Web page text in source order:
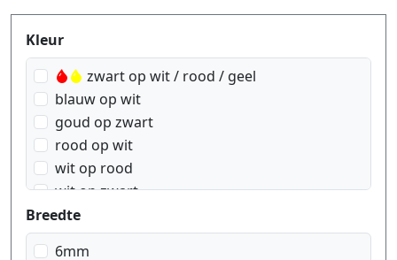
Produktfilter
Kleur
zwart op wit / rood / geel
blauw op wit
goud op zwart
rood op wit
wit op rood
wit op zwart
zwart op blauw
zwart op geel
Breedte
6mm